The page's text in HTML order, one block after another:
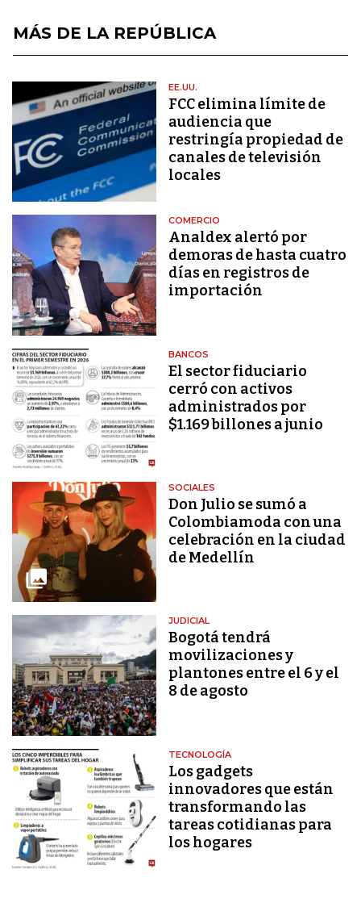
MÁS DE LA REPÚBLICA
EE.UU.
FCC elimina límite de
audiencia que
restringía propiedad de
canales de televisión
locales
COMERCIO
Analdex alertó por
demoras de hasta cuatro
días en registros de
importación
BANCOS
El sector fiduciario
cerró con activos
administrados por
$1.169 billones a junio
SOCIALES
Don Julio se sumó a
Colombiamoda con una
celebración en la ciudad
de Medellín
JUDICIAL
Bogotá tendrá
movilizaciones y
plantones entre el 6 y el
8 de agosto
TECNOLOGÍA
Los gadgets
innovadores que están
transformando las
tareas cotidianas para
los hogares